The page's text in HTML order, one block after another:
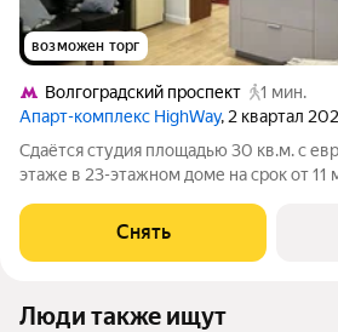
возможен торг
Волгоградский проспект
1 мин.
Апарт-комплекс HighWay, 2 квартал
Сдаётся студия площадью 30 кв.м. с
этаже в 23-этажном доме на срок от 11
двор. Есть консьерж. В подъезде
Снять
Люди также ищут